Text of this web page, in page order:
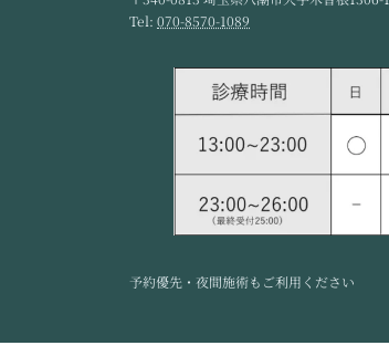
Tel: 070-8570-1089
予約優先・夜間施術もご利用ください